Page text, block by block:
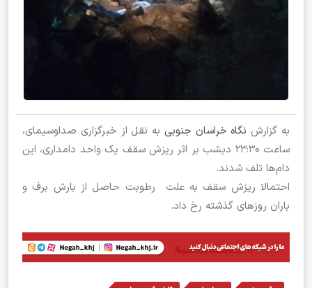
به گزارش نگاه خراسان جنوبی به نقل از خبرگزاری صداوسیمای،
ساعت ۲۳:۳۰ دیشب بر اثر ریزش سقف یک واحد دامداری، این
دام‌ها تلف شدند.
احتمالا ریزش سقف به علت رطوبت حاصل از بارش برف و
باران روز‌های گذشته رخ داد.